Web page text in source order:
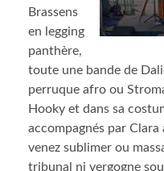
Brassens
en legging
panthère,
toute une bande de
perruque afro ou
Hooky et dans sa
accompagnés par Clara
venez sublimer ou
tribunal ni vergogne